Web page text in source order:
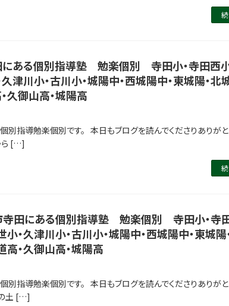
ある個別指導塾 勉楽個別 寺田小・寺田西小
津川小・古川小・城陽中・西城陽中・東城陽・北
久御山高・城陽高
別指導勉楽個別です。 本日もブログを読んでくださりありが
ら […]
田にある個別指導塾 勉楽個別 寺田小・寺田
・久津川小・古川小・城陽中・西城陽中・東城
高・久御山高・城陽高
別指導勉楽個別です。 本日もブログを読んでくださりありが
土 […]